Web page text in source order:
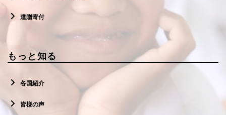
遺贈寄付
もっと知る
各国紹介
皆様の声